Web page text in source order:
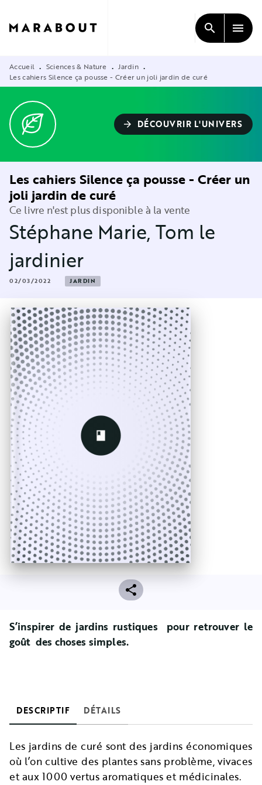
CONTENU
search menu
Accueil • Sciences & Nature • Jardin •
Les cahiers Silence ça pousse - Créer un joli jardin de curé
arrow_forward DÉCOUVRIR L'UNIVERS
Les cahiers Silence ça pousse - Créer un
joli jardin de curé
Ce livre n'est plus disponible à la vente
Stéphane Marie,Tom le
jardinier
02/03/2022 JARDIN
S’inspirer de jardins rustiques pour retrouver le
goût des choses simples.
DESCRIPTIF DÉTAILS
Les jardins de curé sont des jardins économiques
où l’on cultive des plantes sans problème, vivaces
et aux 1000 vertus aromatiques et médicinales.